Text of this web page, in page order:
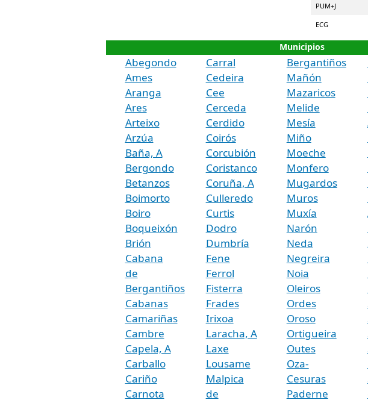
PUM+J
ECG
Municipios
Abegondo
Ames
Aranga
Ares
Arteixo
Arzúa
Baña, A
Bergondo
Betanzos
Boimorto
Boiro
Boqueixón
Brión
Cabana
de
Bergantiños
Cabanas
Camariñas
Cambre
Capela, A
Carballo
Cariño
Carnota
Carral
Cedeira
Cee
Cerceda
Cerdido
Coirós
Corcubión
Coristanco
Coruña, A
Culleredo
Curtis
Dodro
Dumbría
Fene
Ferrol
Fisterra
Frades
Irixoa
Laracha, A
Laxe
Lousame
Malpica
de
Bergantiños
Mañón
Mazaricos
Melide
Mesía
Miño
Moeche
Monfero
Mugardos
Muros
Muxía
Narón
Neda
Negreira
Noia
Oleiros
Ordes
Oroso
Ortigueira
Outes
Oza-
Cesuras
Paderne